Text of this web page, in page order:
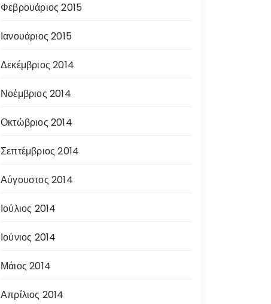
Φεβρουάριος 2015
Ιανουάριος 2015
Δεκέμβριος 2014
Νοέμβριος 2014
Οκτώβριος 2014
Σεπτέμβριος 2014
Αύγουστος 2014
Ιούλιος 2014
Ιούνιος 2014
Μάιος 2014
Απρίλιος 2014